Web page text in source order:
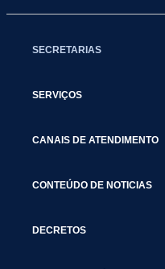
SECRETARIAS
SERVIÇOS
CANAIS DE ATENDIMENTO
CONTEÚDO DE NOTICIAS
DECRETOS